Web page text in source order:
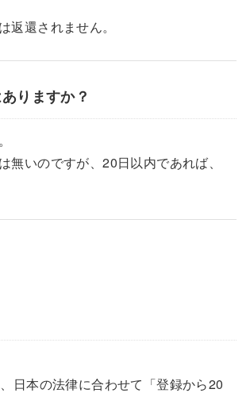
還されません。
りますか？
いのですが、20日以内であれば、
日本の法律に合わせて「登録から20